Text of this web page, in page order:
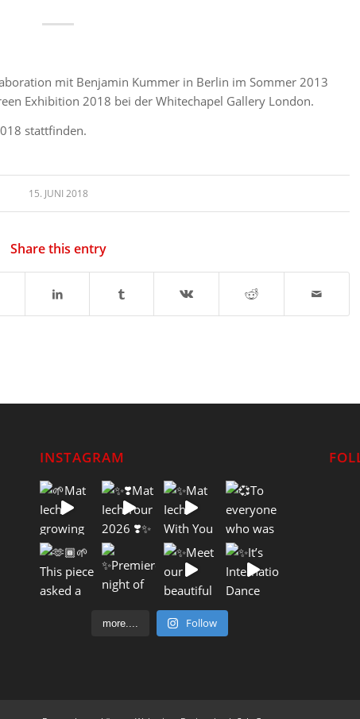
mit Benjamin Kummer in Berlin im Sommer 2013
Exhibition 2018 bei der Whitechapel Gallery London.
stattfinden.
15. JUNI 2018
Share this entry
INSTAGRAM
more.... Follow